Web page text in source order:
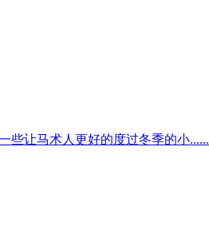
些让马术人更好的度过冬季的小......